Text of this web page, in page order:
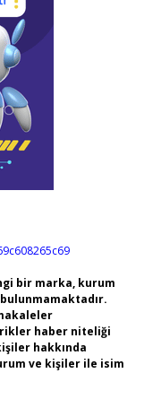
bir marka, kurum
haber niteliği
hakkında
ve kişiler ile isim